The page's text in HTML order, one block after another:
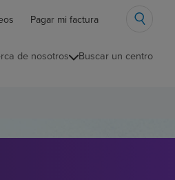
Pagar mi factura
de nosotros Buscar un centro